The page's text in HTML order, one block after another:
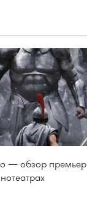
— обзор премьер